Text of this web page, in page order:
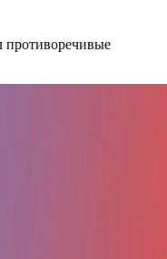
противоречивые